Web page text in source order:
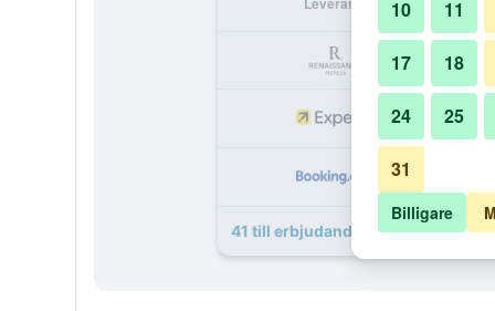
41 till erbjudanden för
10 11
17 18
24 25
31
Billigare